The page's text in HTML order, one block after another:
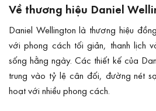
Về thương hiệu Daniel
Daniel Wellington là thương hiệu
với phong cách tối giản, thanh lịch
sống hằng ngày. Các thiết kế của
trung vào tỷ lệ cân đối, đường nét
hoạt với nhiều phong cách.